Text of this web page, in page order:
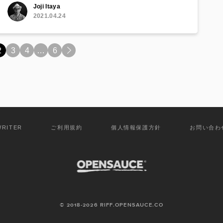
Joji Itaya
2021.04.24
3 4 … 6 >
ご利用規約 個人情報保護方針 お問い合わ
© 2018-2026 RIFF.OPENSAUCE.CO